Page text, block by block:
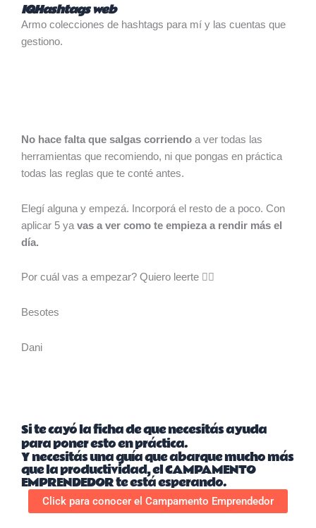
IQHashtags web
Armo colecciones de hashtags para mí y las cuentas que
gestiono.
No hace falta que salgas corriendo a ver todas las
herramientas que recomiendo, ni que pongas en práctica
todas las reglas que te conté antes.
Elegí alguna y empezá. Incorporá el resto de a poco. Con
aplicar 5 ya vas a ver como te empieza a rendir más el
día.
Por cuál vas a empezar? Quiero leerte 👇🏻
Besotes
Dani
Si te cayó la ficha de que necesitás ayuda
para poner esto en práctica.
Y necesitás una guía que abarque mucho más
que la productividad, el CAMPAMENTO
EMPRENDEDOR te está esperando.
Click para conocer el Campamento Emprendedor